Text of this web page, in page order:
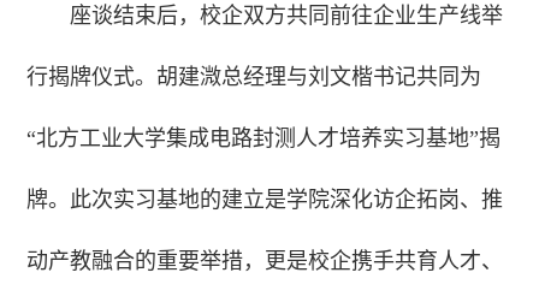
座谈结束后，校企双方共同前往企业生产线举
行揭牌仪式。胡建溦总经理与刘文楷书记共同为
“北方工业大学集成电路封测人才培养实习基地”揭
牌。此次实习基地的建立是学院深化访企拓岗、推
动产教融合的重要举措，更是校企携手共育人才、